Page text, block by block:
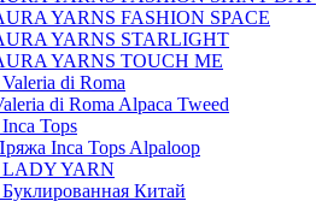
YARNS FASHION SPACE
YARNS STARLIGHT
YARNS TOUCH ME
di Roma
di Roma Alpaca Tweed
Tops
Inca Tops Alpaloop
YARN
Китай